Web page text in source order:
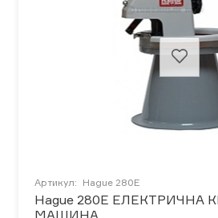
Артикул: Hague 280E
Hague 280E ЕЛЕКТРИЧНА
МАШИНА